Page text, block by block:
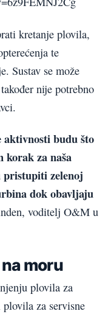
kretanje plovila,
te
Sustav se može
nije potrebno
aktivnosti budu što
korak za naša
pristupiti zelenoj
dok obavljaju
voditelj O&M u
moru
plovila za
za servisne